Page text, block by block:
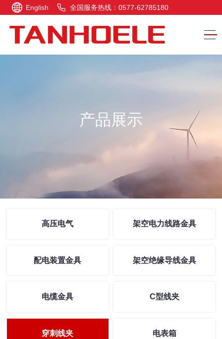
English 全国服务热线：0577-62785180
产品展示
高压电气 架空电力线路金具
配电装置金具 架空绝缘导线金具
电缆金具 C型线夹
穿刺线夹 电表箱